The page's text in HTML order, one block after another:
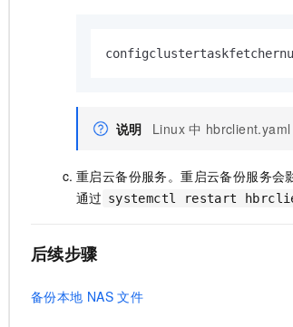
说明 Linux 中 hbrclient.yaml
重启云备份服务。重启云备份服务会
通过 systemctl restart
后续步骤
备份本地 NAS 文件